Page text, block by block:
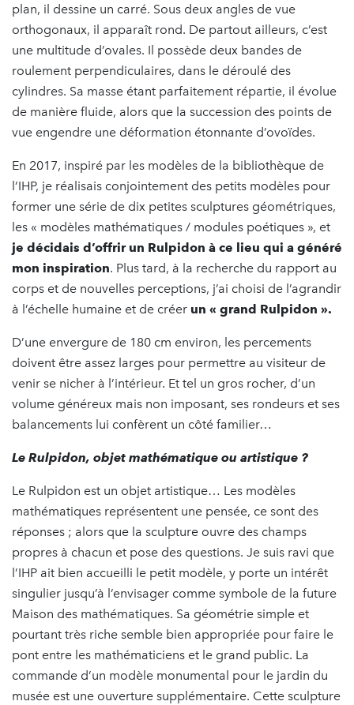
plan, il dessine un carré. Sous deux angles de vue
orthogonaux, il apparaît rond. De partout ailleurs, c’est
une multitude d’ovales. Il possède deux bandes de
roulement perpendiculaires, dans le déroulé des
cylindres. Sa masse étant parfaitement répartie, il évolue
de manière fluide, alors que la succession des points de
vue engendre une déformation étonnante d’ovoïdes.
En 2017, inspiré par les modèles de la bibliothèque de
l’IHP, je réalisais conjointement des petits modèles pour
former une série de dix petites sculptures géométriques,
les « modèles mathématiques / modules poétiques », et
je décidais d’offrir un Rulpidon à ce lieu qui a généré
mon inspiration. Plus tard, à la recherche du rapport au
corps et de nouvelles perceptions, j’ai choisi de l’agrandir
à l’échelle humaine et de créer un « grand Rulpidon ».
D’une envergure de 180 cm environ, les percements
doivent être assez larges pour permettre au visiteur de
venir se nicher à l’intérieur. Et tel un gros rocher, d’un
volume généreux mais non imposant, ses rondeurs et ses
balancements lui confèrent un côté familier…
Le Rulpidon, objet mathématique ou artistique ?
Le Rulpidon est un objet artistique… Les modèles
mathématiques représentent une pensée, ce sont des
réponses ; alors que la sculpture ouvre des champs
propres à chacun et pose des questions. Je suis ravi que
l’IHP ait bien accueilli le petit modèle, y porte un intérêt
singulier jusqu’à l’envisager comme symbole de la future
Maison des mathématiques. Sa géométrie simple et
pourtant très riche semble bien appropriée pour faire le
pont entre les mathématiciens et le grand public. La
commande d’un modèle monumental pour le jardin du
musée est une ouverture supplémentaire. Cette sculpture